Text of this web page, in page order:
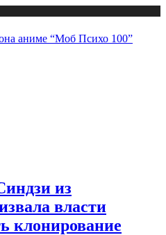
аниме “Моб Психо 100”
из
власти
клонирование